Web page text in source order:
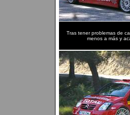
Tras tener problemas de
menos a más y